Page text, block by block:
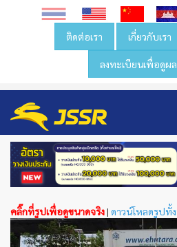
ติดต่อเรา เกี่ยวกับเรา
ลงทะเบียนเพื่อดูผ
คลิ๊กที่รูปเพื่อดูขนาดจริง| ดาวน์โหลดรูปทั้